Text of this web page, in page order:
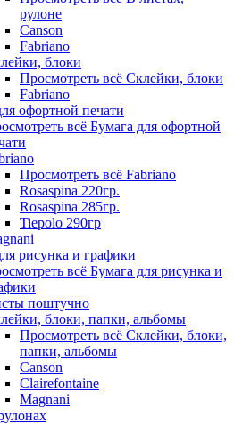
рулоне
Canson
Fabriano
блоки
Просмотреть всё Склейки, блоки
Fabriano
офортной печати
всё Бумага для офортной
Просмотреть всё Fabriano
Rosaspina 220гр.
Rosaspina 285гр.
Tiepolo 290гр
рисунка и графики
всё Бумага для рисунка и
поштучно
блоки, папки, альбомы
Просмотреть всё Склейки, блоки,
папки, альбомы
Canson
Clairefontaine
Magnani